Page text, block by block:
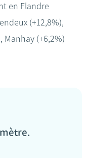
en Flandre
(+12,8%),
Manhay (+6,2%)